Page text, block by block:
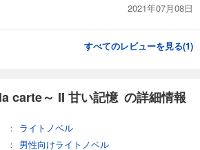
2021年07月08日
すべてのレビューを見る(1)
carte～ II 甘い記憶 の詳細情報
ライトノベル
男性向けライトノベル